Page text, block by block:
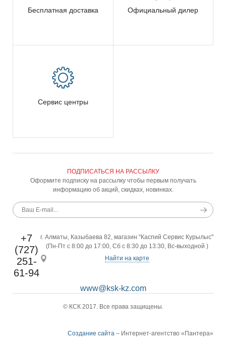
Бесплатная доставка Официальный дилер
Сервис центры
ПОДПИСАТЬСЯ НА РАССЫЛКУ
Оформите подписку на рассылку чтобы первым получать
информацию об акций, скидках, новинках.
г. Алматы, Казыбаева 82, магазин "Каспий Сервис Курылыс"
(Пн-Пт с 8:00 до 17:00, Сб с 8:30 до 13:30, Вс-выходной )
Найти на карте
+7
(727)
251-
61-94
www@ksk-kz.com
© КСК 2017. Все права защищены.
Создание сайта – Интернет-агентство «Пантера»